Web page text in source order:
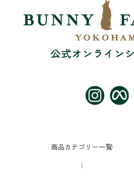
商品カテゴリー一覧